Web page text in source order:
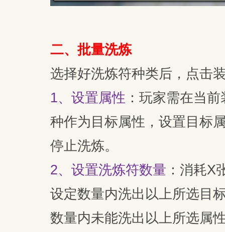
二、批量洗炼
选择好洗炼符种类后，点击
1、设置属性 ：玩家需在当
种作为目标属性，设置目标
停止洗炼。
2、设置洗炼符数量 ：消耗X
设定数量内洗出以上所选目
数量内未能洗出以上所选属